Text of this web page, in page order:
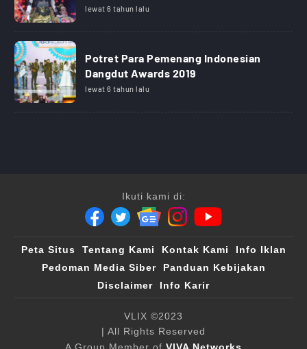
lewat 6 tahun lalu
Potret Para Pemenang Indonesian
Dangdut Awards 2019
lewat 6 tahun lalu
Ikuti kami di:
Peta Situs Tentang Kami Kontak Kami
Info Iklan
Pedoman Media Siber
Panduan Kebijakan
Disclaimer
Info Karir
VLIX ©2023
| All Rights Reserved
A Group Member of VIVA Networks